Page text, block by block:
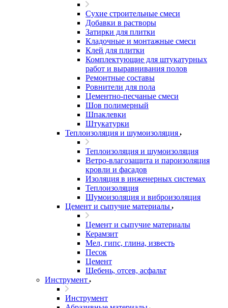
Сухие строительные смеси
Добавки в растворы
Затирки для плитки
Кладочные и монтажные смеси
Клей для плитки
Комплектующие для штукатурных
работ и выравнивания полов
Ремонтные составы
Ровнители для пола
Цементно-песчаные смеси
Шов полимерный
Шпаклевки
Штукатурки
Теплоизоляция и шумоизоляция
Теплоизоляция и шумоизоляция
Ветро-влагозащита и пароизоляция
кровли и фасадов
Изоляция в инженерных системах
Теплоизоляция
Шумоизоляция и виброизоляция
Цемент и сыпучие материалы
Цемент и сыпучие материалы
Керамзит
Мел, гипс, глина, известь
Песок
Цемент
Щебень, отсев, асфальт
Инструмент
Инструмент